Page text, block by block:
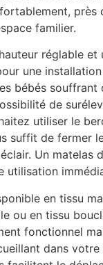
près
familier.
réglable
une
bébés souffrant
de
utiliser le
suffit de fermer
Un matelas
utilisation
en tissu
ou en tissu
fonctionnel
dans votre